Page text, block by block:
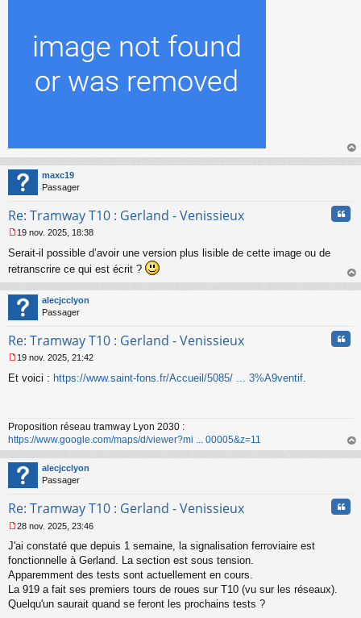
au
maxc19
Passager
Re: Tramway T10 : Gerland - Venissieux
e
s
a
g
e
o
l
u
19 nov. 2025, 18:38
Serait-il possible d’avoir une version plus lisible de cette image ou de
retranscrire ce qui est écrit ?
au
alecjcclyon
Passager
Re: Tramway T10 : Gerland - Venissieux
e
g
e
n
o
n
l
19 nov. 2025, 21:42
Et voici : https://www.saint-fons.fr/Accueil/5085/ ... 3%A9ventif
Proposition réseau tramway Lyon 2030 :
https://www.google.com/maps/d/viewer?mi ... 00005&z=11
au
alecjcclyon
Passager
Re: Tramway T10 : Gerland - Venissieux
e
s
s
a
g
e
28 nov. 2025, 23:46
J'ai constaté que depuis 1 semaine, la signalisation ferroviaire est
fonctionnelle à Gerland. La section est sous tension.
Apparemment des tests sont actuellement en cours.
La 919 a fait ses premiers tours de roues sur T10 (vu sur les réseaux).
Quelqu'un saurait quand se feront les prochains tests ?